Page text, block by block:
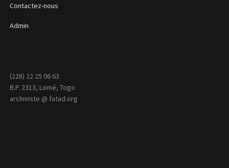
Contactez-nous
Admin
(228) 22 25 06 63
B.P. 2313, Lomé, Togo
archiviste @ fatad.org